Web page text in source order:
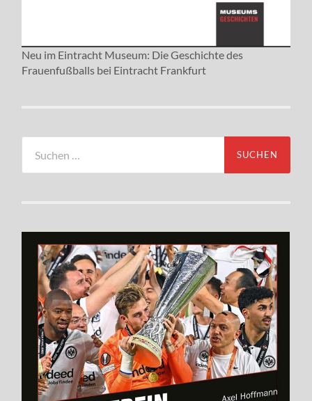
Neu im Eintracht Museum: Die Geschichte des
Frauenfußballs bei Eintracht Frankfurt
nach: